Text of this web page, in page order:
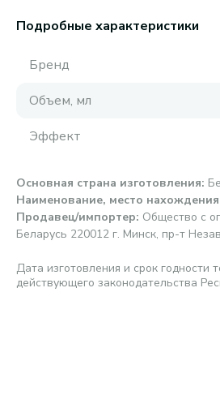
Подробные характеристики
Бренд
Объем, мл
Эффект
Основная страна изготовления:
Наименование, место нахождения
Продавец/импортер: Общество с
Беларусь 220012 г. Минск, пр-т
Дата изготовления и срок годности
действующего законодательства